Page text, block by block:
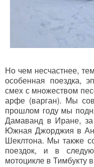
Но чем несчастнее,
особенная поездка,
смех с множеством
арфе (варган). Мы
прошлом году мы
Дамаванд в Иране, за
Южная Джорджия в
Шеклтона. Мы также
поездок, и в
мотоцикле в Тимбукту